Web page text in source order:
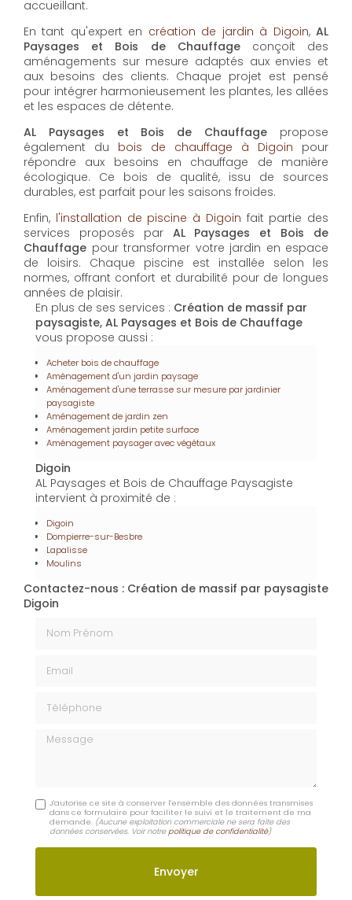
AL Paysages et Bois de Chauffage
propose un
service d'
vos espaces extérieurs en parfait état toute l'année.
Les équipes expérimentées assurent la taille, la tonte
et les soins nécessaires pour un jardin toujours
accueillant.
En tant qu'expert en
Paysages et Bois de Chauffageconçoit des
aménagements sur mesure adaptés aux envies et
aux besoins des clients. Chaque projet est pensé
pour intégrer harmonieusement les plantes, les allées
et les espaces de détente.
AL Paysages et Bois de Chauffagepropose
également du bois de chauffage à Digoinpour
répondre aux besoins en chauffage de manière
écologique. Ce bois de qualité, issu de sources
durables, est parfait pour les saisons froides.
Enfin,l'installation de piscine à Digoinfait partie des
services proposés par
Chauffagepour transformer votre jardin en espace
de loisirs. Chaque piscine est installée selon les
normes, offrant confort et durabilité pour de longues
années de plaisir.
En plus de ses services :Création de massif par
paysagiste, AL Paysages et Bois de Chauffage
vous propose aussi :
Acheter bois de chauffage
Aménagement d'un jardin paysage
Aménagement d'une terrasse sur mesure par jardinier
Aménagement de jardin zen
Aménagement jardin petite surface
Digoin
intervient à proximité de :
Dompierre-sur-Besbre
Moulins
Email